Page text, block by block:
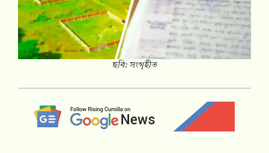
ছবি: সংগৃহীত